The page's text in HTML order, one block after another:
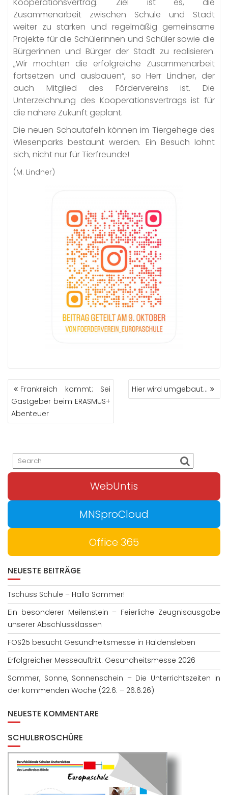
Kooperationsvertrag. Ziel ist es, die
Zusammenarbeit zwischen Schule und Stadt
weiter zu stärken und regelmäßig gemeinsame
Projekte für die Schülerinnen und Schüler sowie die
Bürgerinnen und Bürger der Stadt zu realisieren.
„Wir möchten die erfolgreiche Zusammenarbeit
fortsetzen und ausbauen“, so Herr Lindner, der
auch Mitglied des Fördervereins ist. Die
Unterzeichnung des Kooperationsvertrags ist für
die nähere Zukunft geplant.
Die neuen Schautafeln können im Tiergehege des
Wiesenparks bestaunt werden. Ein Besuch lohnt
sich, nicht nur für Tierfreunde!
(M. Lindner)
BEITRAGS-
NAVIGATION
Frankreich kommt: Sei
Gastgeber beim ERASMUS+
Abenteuer
Hier wird umgebaut…
WebUntis
MNSproCloud
Office 365
NEUESTE BEITRÄGE
Tschüss Schule – Hallo Sommer!
Ein besonderer Meilenstein – Feierliche Zeugnisausgabe
unserer Abschlussklassen
FOS25 besucht Gesundheitsmesse in Haldensleben
Erfolgreicher Messeauftritt: Gesundheitsmesse 2026
Sommer, Sonne, Sonnenschein – Die Unterrichtszeiten in
der kommenden Woche (22.6. – 26.6.26)
NEUESTE KOMMENTARE
SCHULBROSCHÜRE